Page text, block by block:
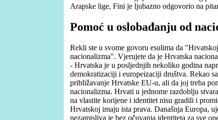
Arapske lige, Fini je ljubazno odgovorio na
Pomoć u oslobađanju od
Rekli ste u svome govoru esulima da
nacionalizma". Vjerujete da je Hrvatska
- Hrvatska je u posljednjih nekoliko godina
demokratizaciji i europeizaciji društva. Rekao
približavanje Hrvatske EU-u, ali da joj treba
nacionalizma. Hrvati u jednome razdoblju
na vlastite korijene i identitet nisu gradili i
Hrvatskoj imaju ista prava. Današnja Europa,
nezamisliva je bez očuvanja identiteta za sve